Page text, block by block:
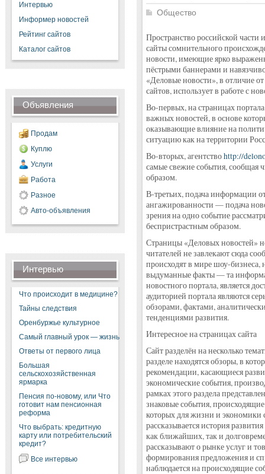
Интервью
Информер новостей
Рейтинг сайтов
Каталог сайтов
Объявления
Продам
Куплю
Услуги
Работа
Разное
Авто-объявления
Интервью
Что происходит в медицине?
Тайны следствия
Оренбуржье культурное
Самый главный урок — жизнь
Ответы от первого лица
Большая
сельскохозяйственная
ярмарка
Пенсия по-новому, или Что
готовит нам пенсионная
реформа
Что выбрать: кредитную
карту или потребительский
кредит?
Все интервью
Общество
Пространство российской части
сайты сомнительного
новости, имеющие ярко
пёстрыми баннерами и
«Деловые новости», в отличие
сайтов, использует в работе с
Во-первых, на страницах
важных новостей, в основе
оказывающие влияние на
ситуацию как на территории
Во-вторых, агентствоhttp://
самые свежие события, сообщая
образом.
В-третьих, подача информации
ангажированности — подача
зрения на одно событие
беспристрастным образом.
Страницы «Деловых новостей»
читателей не завлекают сюда
происходят в мире шоу-бизнеса,
выдуманные факты — та
новостного портала, является
аудиторией портала являются
обзорами, фактами,
тенденциями развития.
Интересное на страницах сайта
Сайт разделён на несколько
разделе находятся обзоры, в
рекомендации, касающиеся
экономические события,
рамках этого раздела
знаковые события,
которых для жизни и экономики
рассказывается история
как ближайших, так и
рассказывают о рынке услуг и
формирования предложения и
наблюдается на происходящие